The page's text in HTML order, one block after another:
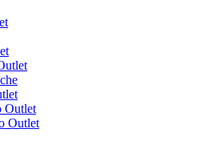
Outlet
Outlet